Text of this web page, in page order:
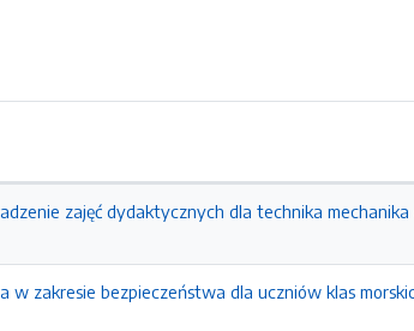
zajęć dydaktycznych dla technika
zakresie bezpieczeństwa dla uczniów klas